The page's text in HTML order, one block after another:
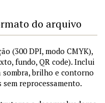
do arquivo
(300 DPI, modo CMYK),
fundo, QR code). Inclui
sombra, brilho e contorno
reprocessamento.